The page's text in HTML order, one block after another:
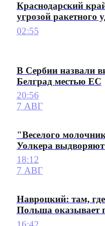
Краснодарский
угрозой ракетного
02:55
В Сербии назвали
Белград местью ЕС
20:56
7 АВГ
"Веселого
Уолкера выдворяют
18:12
7 АВГ
Навроцкий: там,
Польша оказывает